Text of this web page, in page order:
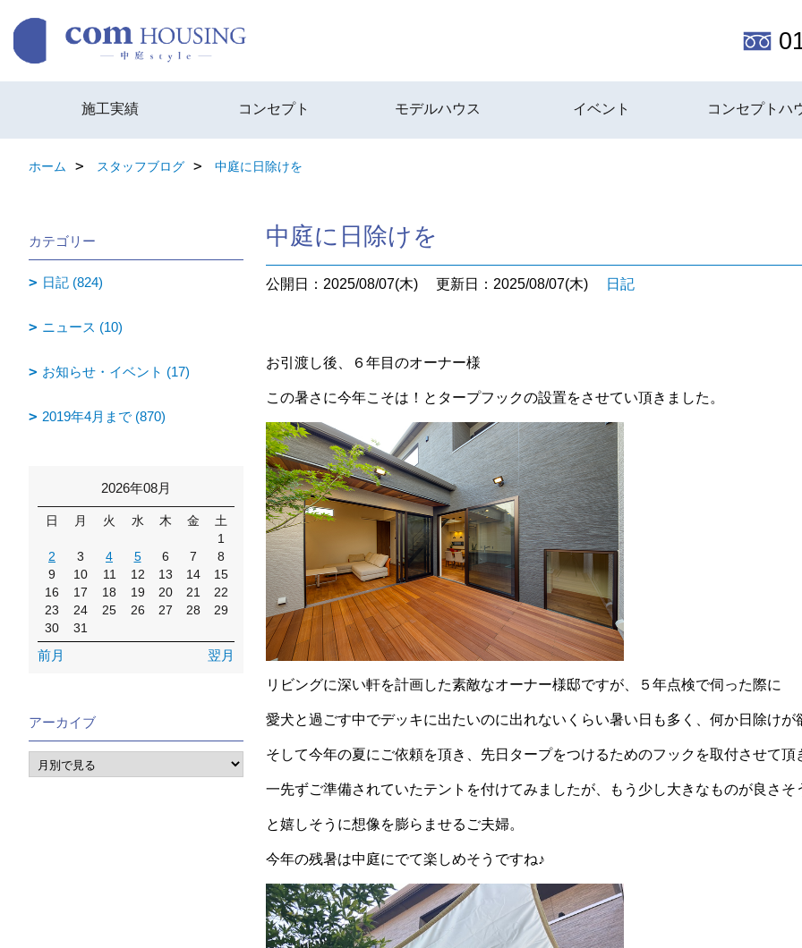
施工実績 コンセプト モデルハウス イベント コンセプトハ
ホーム スタッフブログ 中庭に日除けを
中庭に日除けを
公開日：2025/08/07(木) 更新日：2025/08/07(木) 日記
お引渡し後、６年目のオーナー様
この暑さに今年こそは！とタープフックの設置をさせてい頂きました。
リビングに深い軒を計画した素敵なオーナー様邸ですが、５年点検で伺った際に
愛犬と過ごす中でデッキに出たいのに出れないくらい暑い日も多く、何か日除け
そして今年の夏にご依頼を頂き、先日タープをつけるためのフックを取付させて頂
一先ずご準備されていたテントを付けてみましたが、もう少し大きなものが良さそ
と嬉しそうに想像を膨らませるご夫婦。
今年の残暑は中庭にでて楽しめそうですね♪
カテゴリー
日記 (824)
ニュース (10)
お知らせ・イベント (17)
2019年4月まで (870)
2026年08月
日 月 火 水 木 金
土
1
2
3 4 5 6 7
8
9
10 11 12 13 14
15
16
17 18 19 20 21
22
23
24 25 26 27 28
29
30
31
前月 翌月
アーカイブ